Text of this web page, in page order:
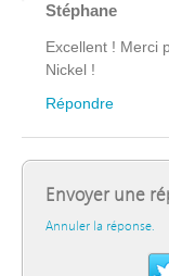
Stéphane
Excellent ! Merci
Nickel !
Répondre
Envoyer une
Annuler la réponse.